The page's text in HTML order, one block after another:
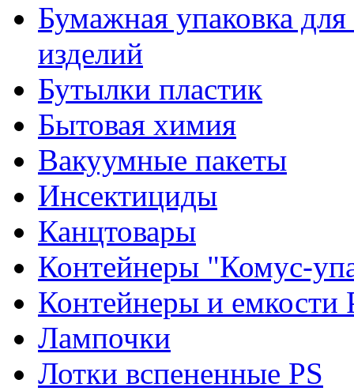
Бумажная упаковка
изделий
Бутылки пластик
Бытовая химия
Вакуумные пакеты
Инсектициды
Канцтовары
Контейнеры "Комус-
Контейнеры и емкости
Лампочки
Лотки вспененные PS